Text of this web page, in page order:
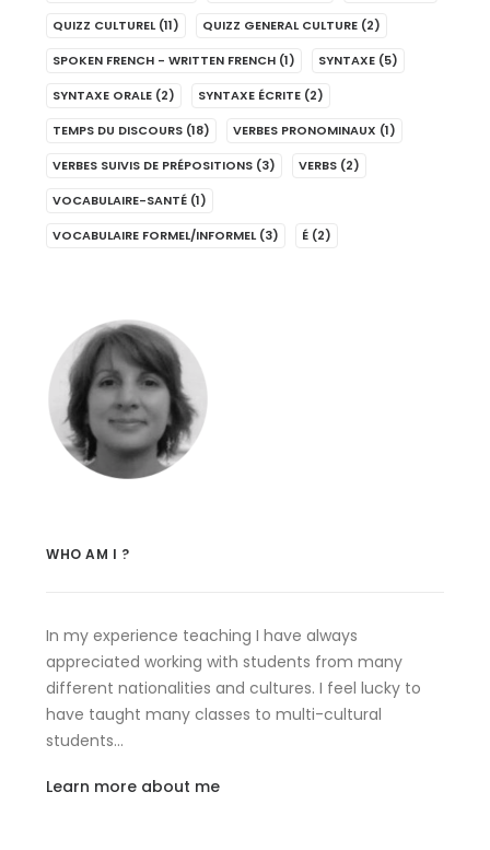
QUIZZ CULTUREL (11) QUIZZ GENERAL CULTURE (2)
SPOKEN FRENCH - WRITTEN FRENCH (1) SYNTAXE (5)
SYNTAXE ORALE (2) SYNTAXE ÉCRITE (2)
TEMPS DU DISCOURS (18) VERBES PRONOMINAUX (1)
VERBES SUIVIS DE PRÉPOSITIONS (3) VERBS (2)
VOCABULAIRE-SANTÉ (1)
VOCABULAIRE FORMEL/INFORMEL (3) É (2)
WHO AM I ?
In my experience teaching I have always
appreciated working with students from many
different nationalities and cultures. I feel lucky to
have taught many classes to multi-cultural
students…
Learn more about me